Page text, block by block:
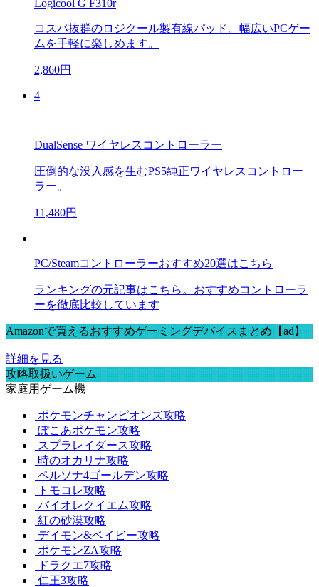
Logicool G F310r
コスパ抜群のロジクール製有線パッド。幅広いPCゲー
ムを手軽に楽しめます。
2,860円
4
DualSense ワイヤレスコントローラー
圧倒的な没入感を生むPS5純正ワイヤレスコントロー
ラー。
11,480円
PC/Steamコントローラーおすすめ20選はこちら
ランキングの元記事はこちら。おすすめコントローラ
ーを徹底比較しています
Amazonで買えるおすすめゲーミングデバイスまとめ【ad】
詳細を見る
攻略取扱いゲーム
家庭用ゲーム機
ポケモンチャンピオンズ攻略
ぽこあポケモン攻略
スプラレイダース攻略
時のオカリナ攻略
ペルソナ4ゴールデン攻略
トモコレ攻略
バイオレクイエム攻略
紅の砂漠攻略
デイモン&ベイビー攻略
ポケモンZA攻略
ドラクエ7攻略
仁王3攻略